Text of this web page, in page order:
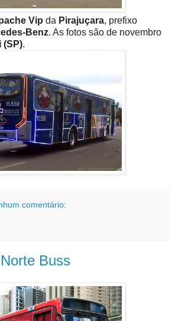
Vip da Pirajuçara, prefixo
Benz. As fotos são de novembro
(SP).
comentário:
Buss